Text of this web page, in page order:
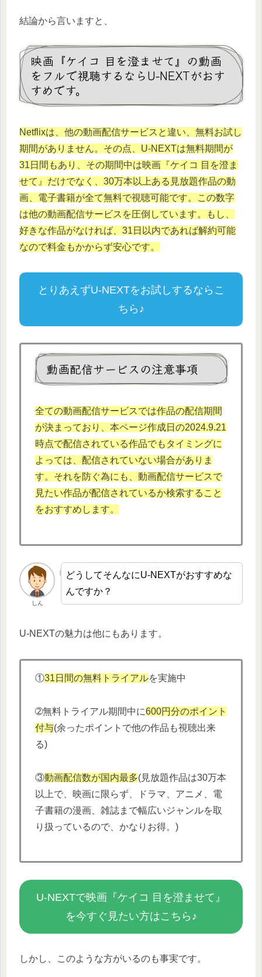
結論から言いますと、
映画『ケイコ 目を澄ませて』の動画
をフルで視聴するならU-NEXTがおす
すめです。
Netflixは、他の動画配信サービスと違い、無料お試し
期間がありません。その点、U-NEXTは無料期間が
31日間もあり、その期間中は映画『ケイコ 目を澄ま
せて』だけでなく、30万本以上ある見放題作品の動
画、電子書籍が全て無料で視聴可能です。この数字
は他の動画配信サービスを圧倒しています。もし、
好きな作品がなければ、31日以内であれば解約可能
なので料金もかからず安心です。
とりあえずU-NEXTをお試しするならこ
ちら♪
動画配信サービスの注意事項
全ての動画配信サービスでは作品の配信期間
が決まっており、本ページ作成日の2024.9.21
時点で配信されている作品でもタイミングに
よっては、配信されていない場合がありま
す。それを防ぐ為にも、動画配信サービスで
見たい作品が配信されているか検索すること
をおすすめします。
しん
どうしてそんなにU-NEXTがおすすめな
んですか？
U-NEXTの魅力は他にもあります。
①31日間の無料トライアルを実施中
➁無料トライアル期間中に600円分のポイント
付与(余ったポイントで他の作品も視聴出来
る)
③動画配信数が国内最多(見放題作品は30万本
以上で、映画に限らず、ドラマ、アニメ、電
子書籍の漫画、雑誌まで幅広いジャンルを取
り扱っているので、かなりお得。)
U-NEXTで映画『ケイコ 目を澄ませて』
を今すぐ見たい方はこちら♪
しかし、このような方がいるのも事実です。